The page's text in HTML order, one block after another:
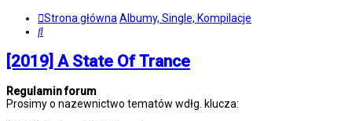
Strona główna Albumy, Single, Kompilacje
Szukaj
[2019] A State Of Trance
Regulamin forum
Prosimy o nazewnictwo tematów wdłg. klucza: